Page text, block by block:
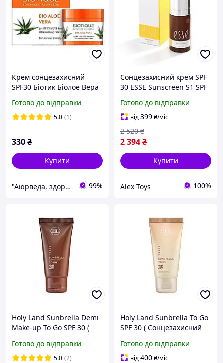
Крем сонцезахисний
SPF30 Біотик Біолое Вера
Aloe
Готово до відправки
5.0 (1)
330₴
Купити
"Аюрведа, здоров!": Природний шлях до здоров'я та краси! 99%
Сонцезахисний крем SPF
30 ESSE Sunscreen S1 SPF
Готово до відправки
від399₴/міс
2 394₴
2 520 ₴
Купити
Alex Toys 100%
Holy Land Sunbrella Demi
Make-up To Go SPF 30 (
тоном ) 50мл
Готово до відправки
5.0 (2)
Holy Land Sunbrella To Go
SPF 30 ( Сонцезахисний
Готово до відправки
від400₴/міс